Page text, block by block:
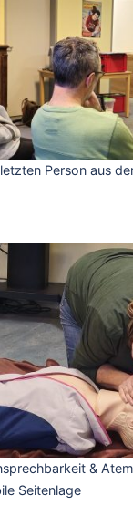
Person aus
&
Seitenlage